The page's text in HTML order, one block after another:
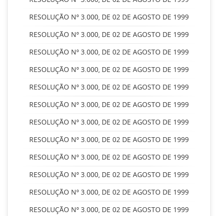
RESOLUÇÃO Nº 3.000, DE 02 DE AGOSTO DE 1999
RESOLUÇÃO Nº 3.000, DE 02 DE AGOSTO DE 1999
RESOLUÇÃO Nº 3.000, DE 02 DE AGOSTO DE 1999
RESOLUÇÃO Nº 3.000, DE 02 DE AGOSTO DE 1999
RESOLUÇÃO Nº 3.000, DE 02 DE AGOSTO DE 1999
RESOLUÇÃO Nº 3.000, DE 02 DE AGOSTO DE 1999
RESOLUÇÃO Nº 3.000, DE 02 DE AGOSTO DE 1999
RESOLUÇÃO Nº 3.000, DE 02 DE AGOSTO DE 1999
RESOLUÇÃO Nº 3.000, DE 02 DE AGOSTO DE 1999
RESOLUÇÃO Nº 3.000, DE 02 DE AGOSTO DE 1999
RESOLUÇÃO Nº 3.000, DE 02 DE AGOSTO DE 1999
RESOLUÇÃO Nº 3.000, DE 02 DE AGOSTO DE 1999